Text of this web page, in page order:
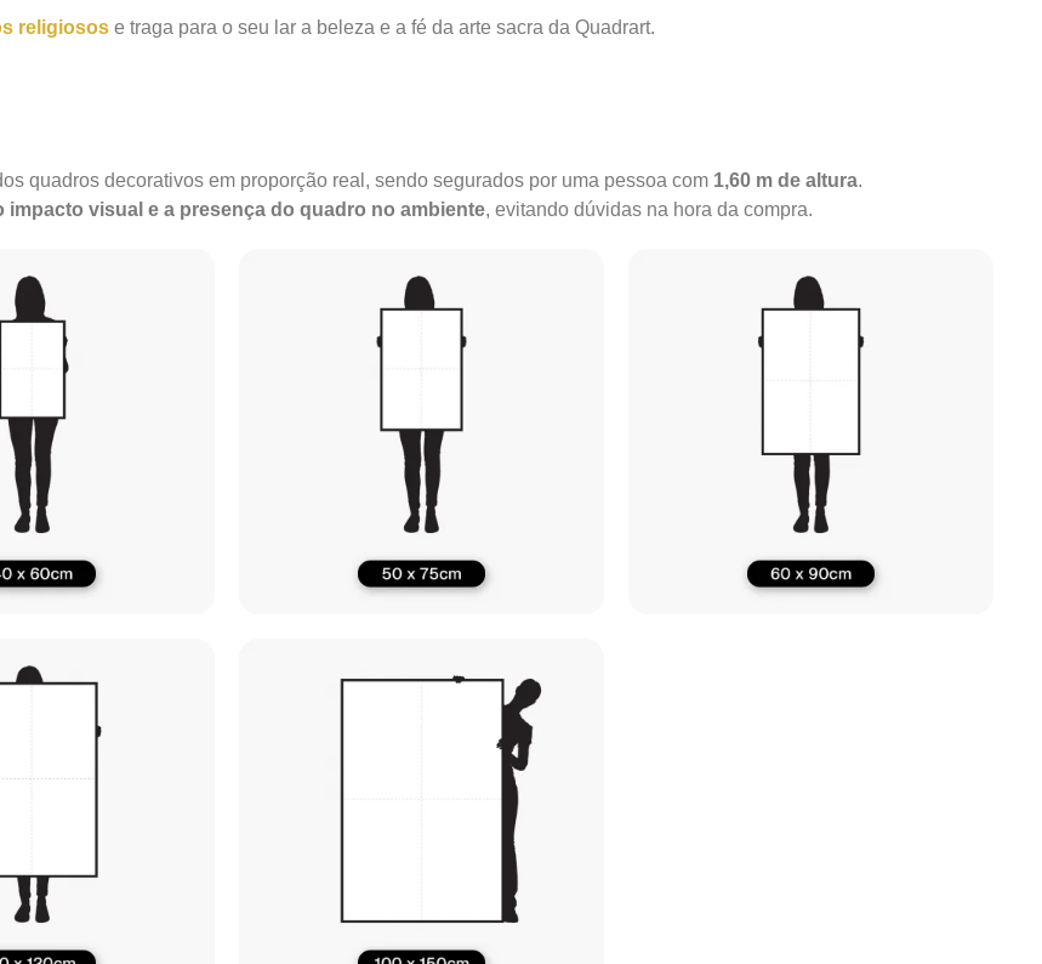
religiosos e traga para o seu lar a beleza e a fé da arte sacra da Quadrart.
quadros decorativos em proporção real, sendo segurados por uma pessoa com 1,60 m de altura.
impacto visual e a presença do quadro no ambiente, evitando dúvidas na hora da compra.